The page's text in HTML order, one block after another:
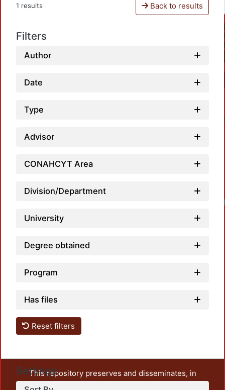
1 results Back to results
Filters
Author
Date
Type
Advisor
CONAHCYT Area
Division/Department
University
Degree obtained
Program
Has files
Reset filters
Settings
This repository preserves and disseminates, in
unrestricted open access, the teaching and research